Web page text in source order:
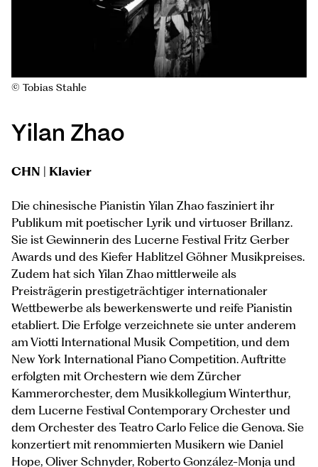
Yilan Zhao
CHN | Klavier
Die chinesische Pianistin Yilan Zhao fasziniert ihr
Publikum mit poetischer Lyrik und virtuoser Brillanz.
Sie ist Gewinnerin des Lucerne Festival Fritz Gerber
Awards und des Kiefer Hablitzel Göhner Musikpreises.
Zudem hat sich Yilan Zhao mittlerweile als
Preisträgerin prestigeträchtiger internationaler
Wettbewerbe als bewerkenswerte und reife Pianistin
etabliert. Die Erfolge verzeichnete sie unter anderem
am Viotti International Musik Competition, und dem
New York International Piano Competition. Auftritte
erfolgten mit Orchestern wie dem Zürcher
Kammerorchester, dem Musikkollegium Winterthur,
dem Lucerne Festival Contemporary Orchester und
dem Orchester des Teatro Carlo Felice die Genova. Sie
konzertiert mit renommierten Musikern wie Daniel
Hope, Oliver Schnyder, Roberto González-Monja und
© Tobias Stahle